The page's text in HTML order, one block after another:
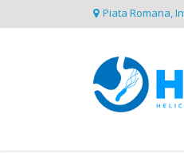
Piata Romana,